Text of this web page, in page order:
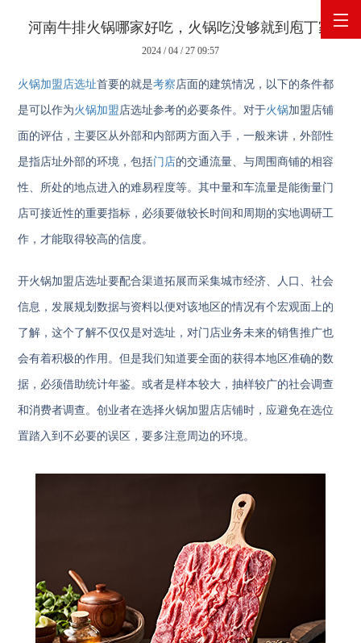
关于庖丁家
原料供应
联系我们
河南牛排火锅哪家好吃，火锅吃没够就到庖丁家
2024 / 04 / 27 09:57
火锅加盟店选址首要的就是考察店面的建筑情况，以下的条件都
是可以作为火锅加盟店选址参考的必要条件。对于火锅加盟店铺
面的评估，主要区从外部和内部两方面入手，一般来讲，外部性
是指店址外部的环境，包括门店的交通流量、与周围商铺的相容
性、所处的地点进入的难易程度等。其中量和车流量是能衡量门
店可接近性的重要指标，必须要做较长时间和周期的实地调研工
作，才能取得较高的信度。
开火锅加盟店选址要配合渠道拓展而采集城市经济、人口、社会
信息，发展规划数据与资料以便对该地区的情况有个宏观面上的
了解，这个了解不仅仅是对选址，对门店业务未来的销售推广也
会有着积极的作用。但是我们知道要全面的获得本地区准确的数
据，必须借助统计年鉴。或者是样本较大，抽样较广的社会调查
和消费者调查。创业者在选择火锅加盟店店铺时，应避免在选位
置踏入到不必要的误区，要多注意周边的环境。